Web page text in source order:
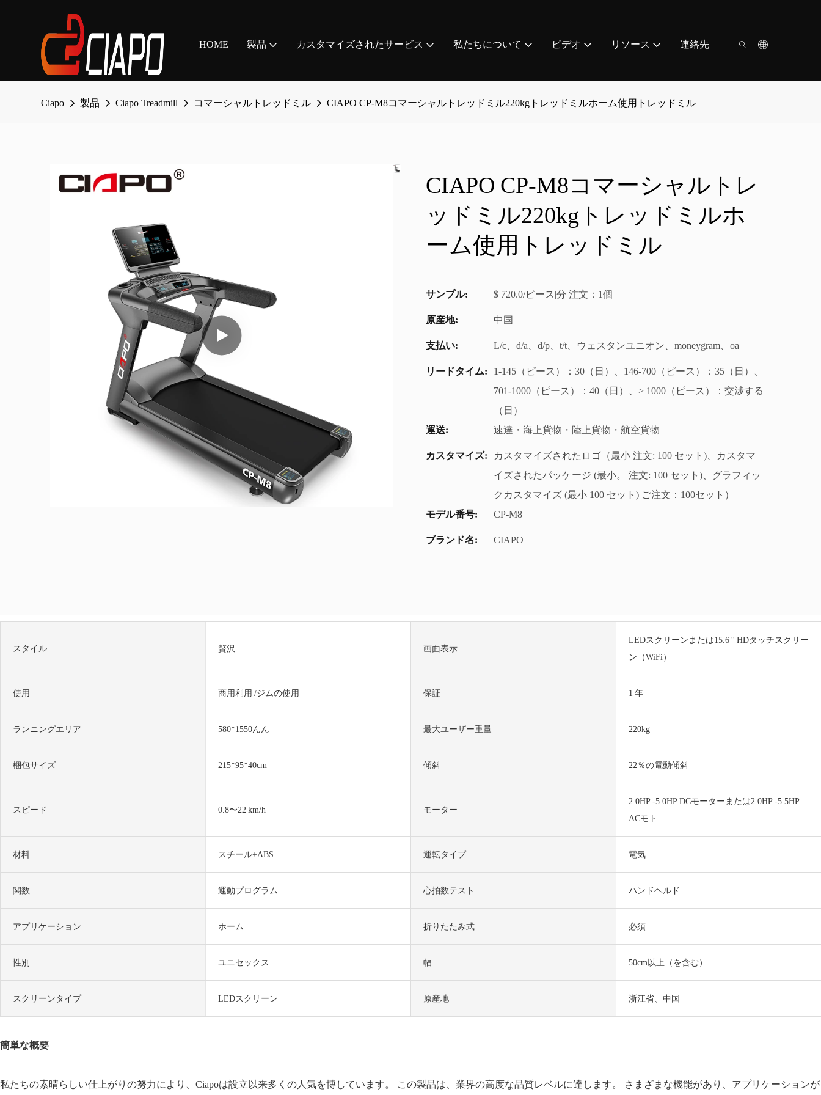
HOME 製品 カスタマイズされたサービス 私たちについて ビデオ リソース 連絡先
Ciapo 製品 Ciapo Treadmill コマーシャルトレッドミル CIAPO CP-M8コマーシャルトレッドミル220kgトレッドミルホーム使用トレッドミル
CIAPO CP-M8コマーシャルトレ
ッドミル220kgトレッドミルホ
ーム使用トレッドミル
サンプル: $ 720.0/ピース|分 注文：1個
原産地: 中国
支払い: L/c、d/a、d/p、t/t、ウェスタンユニオン、moneygram、oa
リードタイム:
1-145（ピース）：30（日）、146-700（ピース）：35（日）、
701-1000（ピース）：40（日）、> 1000（ピース）：交渉する
（日）
運送:
速達・海上貨物・陸上貨物・航空貨物
カスタマイズ:
カスタマイズされたロゴ（最小 注文: 100 セット)、カスタマ
イズされたパッケージ (最小。 注文: 100 セット)、グラフィッ
クカスタマイズ (最小 100 セット) ご注文：100セット）
モデル番号:
CP-M8
ブランド名: CIAPO
スタイル 贅沢 画面表示
LEDスクリーンまたは15.6 '' HDタッチスクリー
ン（WiFi）
使用 商用利用 /ジムの使用 保証 1 年
ランニングエリア 580*1550んん 最大ユーザー重量 220kg
梱包サイズ 215*95*40cm 傾斜 22％の電動傾斜
スピード 0.8〜22 km/h モーター
2.0HP -5.0HP DCモーターまたは2.0HP -5.5HP
ACモト
材料 スチール+ABS 運転タイプ 電気
関数 運動プログラム 心拍数テスト ハンドヘルド
アプリケーション ホーム 折りたたみ式 必須
性別 ユニセックス 幅 50cm以上（を含む）
スクリーンタイプ LEDスクリーン 原産地 浙江省、中国
簡単な概要
私たちの素晴らしい仕上がりの努力により、Ciapoは設立以来多くの人気を博しています。 この製品は、業界の高度な品質レベルに達します。 さまざまな機能があり、アプリケーションが